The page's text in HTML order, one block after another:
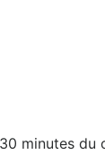
minutes du